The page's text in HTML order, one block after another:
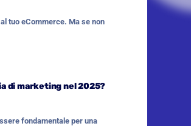
tuo eCommerce. Ma se non
di marketing nel 2025?
fondamentale per una